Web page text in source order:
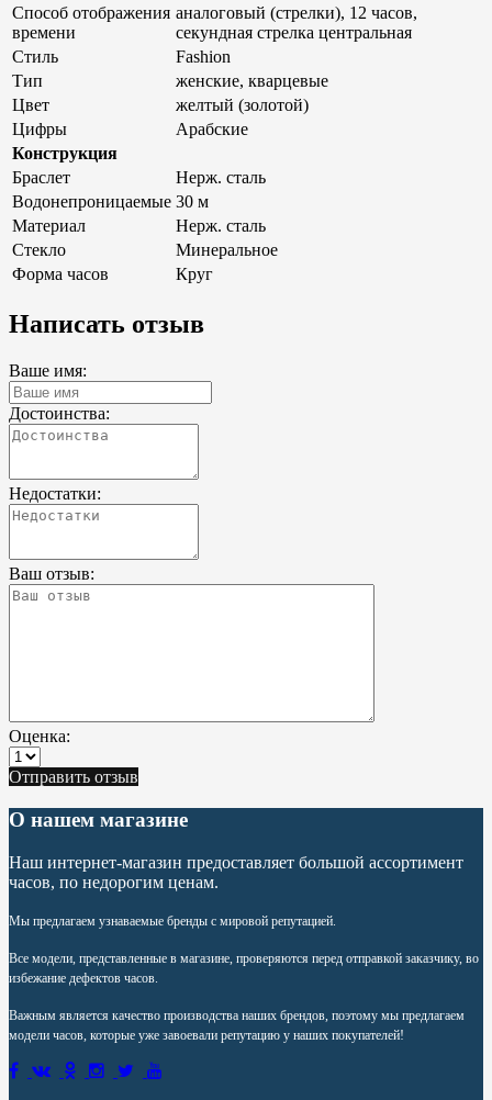
Способ отображения
времени
аналоговый (стрелки), 12 часов,
секундная стрелка центральная
Стиль
Fashion
Тип
женские, кварцевые
Цвет
желтый (золотой)
Цифры
Арабские
Конструкция
Браслет
Нерж. сталь
Водонепроницаемые 30 м
Материал
Нерж. сталь
Стекло
Минеральное
Форма часов
Круг
Написать отзыв
Ваше имя:
Достоинства:
Недостатки:
Ваш отзыв:
Оценка:
Отправить отзыв
О нашем магазине
Наш интернет-магазин предоставляет большой ассортимент
часов, по недорогим ценам.
Мы предлагаем узнаваемые бренды с мировой репутацией.
Все модели, представленные в магазине, проверяются перед отправкой заказчику, во
избежание дефектов часов.
Важным является качество производства наших брендов, поэтому мы предлагаем
модели часов, которые уже завоевали репутацию у наших покупателей!